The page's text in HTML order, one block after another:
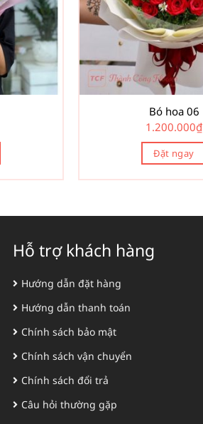
Bó hoa 06
1.200.000₫
Đặt ngay
Hỗ trợ khách hàng
Hướng dẫn đặt hàng
Hướng dẫn thanh toán
Chính sách bảo mật
Chính sách vận chuyển
Chính sách đổi trả
Câu hỏi thường gặp